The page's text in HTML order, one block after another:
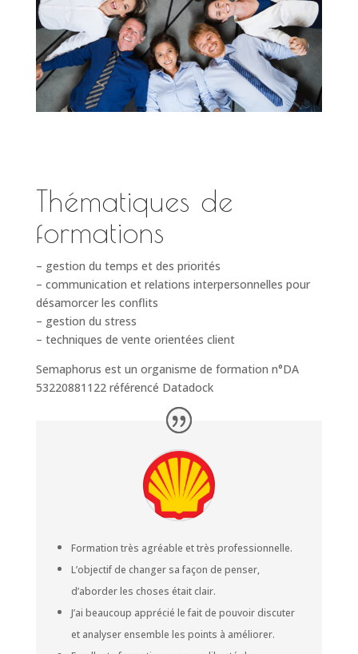
Thématiques de
formations
– gestion du temps et des priorités
– communication et relations interpersonnelles pour
désamorcer les conflits
– gestion du stress
– techniques de vente orientées client
Semaphorus est un organisme de formation n°DA
53220881122 référencé Datadock
Formation très agréable et très professionnelle.
L’objectif de changer sa façon de penser,
d’aborder les choses était clair.
J’ai beaucoup apprécié le fait de pouvoir discuter
et analyser ensemble les points à améliorer.